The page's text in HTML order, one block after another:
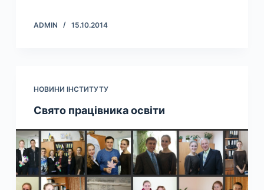
ADMIN 15.10.2014
НОВИНИ ІНСТИТУТУ
Свято працівника освіти